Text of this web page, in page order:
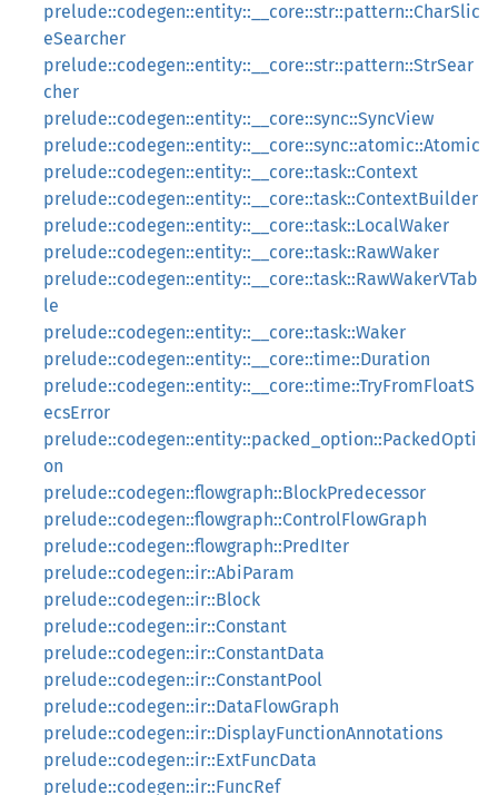
prelude::codegen::entity::__core::str::pattern::CharSlic
eSearcher
prelude::codegen::entity::__core::str::pattern::StrSear
cher
prelude::codegen::entity::__core::sync::SyncView
prelude::codegen::entity::__core::sync::atomic::Atomic
prelude::codegen::entity::__core::task::Context
prelude::codegen::entity::__core::task::ContextBuilder
prelude::codegen::entity::__core::task::LocalWaker
prelude::codegen::entity::__core::task::RawWaker
prelude::codegen::entity::__core::task::RawWakerVTab
le
prelude::codegen::entity::__core::task::Waker
prelude::codegen::entity::__core::time::Duration
prelude::codegen::entity::__core::time::TryFromFloatS
ecsError
prelude::codegen::entity::packed_option::PackedOpti
on
prelude::codegen::flowgraph::BlockPredecessor
prelude::codegen::flowgraph::ControlFlowGraph
prelude::codegen::flowgraph::PredIter
prelude::codegen::ir::AbiParam
prelude::codegen::ir::Block
prelude::codegen::ir::Constant
prelude::codegen::ir::ConstantData
prelude::codegen::ir::ConstantPool
prelude::codegen::ir::DataFlowGraph
prelude::codegen::ir::DisplayFunctionAnnotations
prelude::codegen::ir::ExtFuncData
prelude::codegen::ir::FuncRef